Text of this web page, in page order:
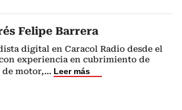
Felipe Barrera
digital en Caracol Radio desde el
experiencia en cubrimiento de
de motor,... Leer más